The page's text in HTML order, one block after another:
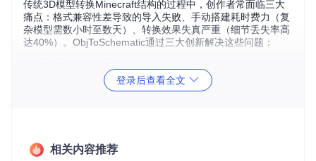
传统3D模型转换Minecraft结构的过程中，创作者常面临三大
痛点：格式兼容性差导致的导入失败、手动搭建耗时费力（复
杂模型需数小时至数天）、转换效果失真严重（细节丢失率高
达40%）。ObjToSchematic通过三大创新解决这些问题：
：兼容.obj、.gltf等主流3D格式，打破文件类型
度
传统手动转换
登录后查看全文
相关内容推荐